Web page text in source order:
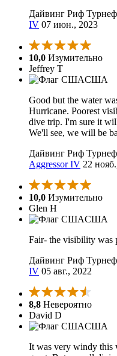
Дайвинг Риф
IV 07 июн., 2023
10,0 Изумительно
Jeffrey T
США
Good but the water
Hurricane. Poorest
dive trip. I'm sure it
We'll see, we will be
Дайвинг Риф
Aggressor IV 22
10,0 Изумительно
Glen H
США
Fair- the visibility was
Дайвинг Риф
IV 05 авг., 2022
8,8 Невероятно
David D
США
It was very windy this